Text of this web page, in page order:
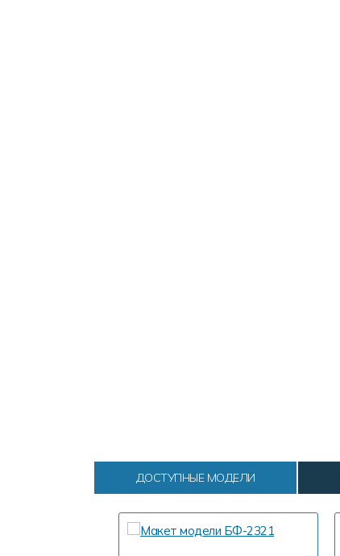
ДОСТУПНЫЕ МОДЕЛИ